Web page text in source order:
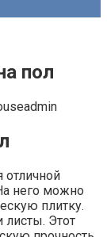
пол
отличной
него можно
плитку.
Этот